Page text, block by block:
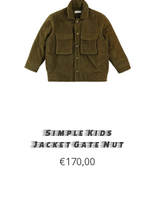
Simple Kids
Jacket Gate Nut
€170,00